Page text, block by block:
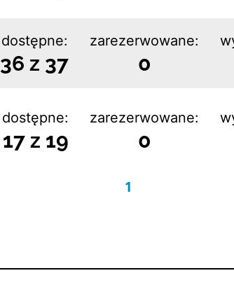
dostępne:
36 z 37
zarezerwowane:
0
dostępne:
17 z 19
zarezerwowane:
0
1